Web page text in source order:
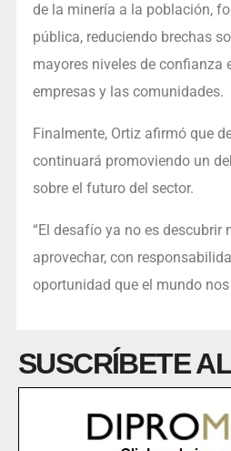
de la minería a la población,
pública, reduciendo brechas
mayores niveles de confianza
empresas y las comunidades.
Finalmente, Ortiz afirmó que
continuará promoviendo un
sobre el futuro del sector.
“El desafío ya no es descubrir
aprovechar, con
oportunidad que el mundo
SUSCRÍBETE